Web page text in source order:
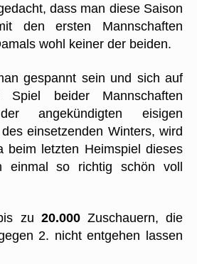
dass man diese Saison
den ersten Mannschaften
wohl keiner der beiden.
gespannt sein und sich auf
Spiel beider Mannschaften
angekündigten eisigen
einsetzenden Winters, wird
beim letzten Heimspiel dieses
einmal so richtig schön voll
zu 20.000Zuschauern, die
2. nicht entgehen lassen